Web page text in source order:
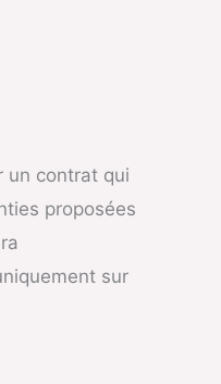
un contrat qui
proposées
sur